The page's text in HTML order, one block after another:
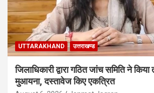
UTTARAKHAND उत्तराखण्ड
जिलाधिकारी द्वारा गठित जांच समिति ने
मुआयना, दस्तावेज किए एकत्रित